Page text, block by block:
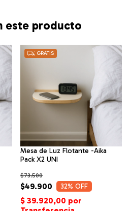
este producto
GRATIS
Mesa de Luz Flotante -Aika
Pack X2 UNI
$49.900
$73.500
32% OFF